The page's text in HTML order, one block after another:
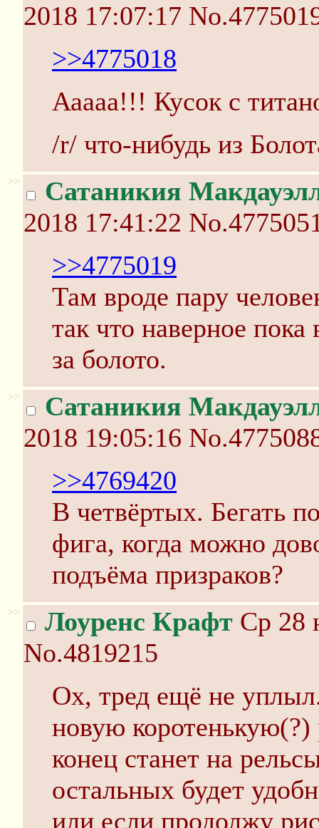
2018 17:07:17
>>4775018
Ааааа!!! Кусок с
/r/ что-нибудь из
>>
Сатаникия
2018 17:41:22
>>4775019
Там вроде пару
так что наверное
за болото.
>>
Сатаникия
2018 19:05:16
>>4769420
В четвёртых. Бегать
фига, когда можно
подъёма призраков?
>> Лоуренс Крафт Ср 28
No.4819215
Ох, тред ещё не
новую коротенькую(?)
конец станет на
остальных будет
или если продолжу